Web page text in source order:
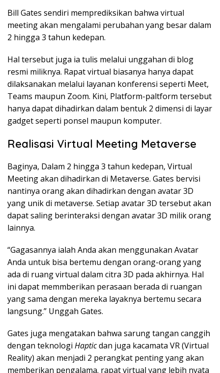
Bill Gates sendiri memprediksikan bahwa virtual
meeting akan mengalami perubahan yang besar dalam
2 hingga 3 tahun kedepan.
Hal tersebut juga ia tulis melalui unggahan di blog
resmi miliknya. Rapat virtual biasanya hanya dapat
dilaksanakan melalui layanan konferensi seperti Meet,
Teams maupun Zoom. Kini, Platform-paltform tersebut
hanya dapat dihadirkan dalam bentuk 2 dimensi di layar
gadget seperti ponsel maupun komputer.
Realisasi Virtual Meeting Metaverse
Baginya, Dalam 2 hingga 3 tahun kedepan, Virtual
Meeting akan dihadirkan di Metaverse. Gates bervisi
nantinya orang akan dihadirkan dengan avatar 3D
yang unik di metaverse. Setiap avatar 3D tersebut akan
dapat saling berinteraksi dengan avatar 3D milik orang
lainnya.
“Gagasannya ialah Anda akan menggunakan Avatar
Anda untuk bisa bertemu dengan orang-orang yang
ada di ruang virtual dalam citra 3D pada akhirnya. Hal
ini dapat memmberikan perasaan berada di ruangan
yang sama dengan mereka layaknya bertemu secara
langsung.” Unggah Gates.
Gates juga mengatakan bahwa sarung tangan canggih
dengan teknologi Hapticdan juga kacamata VR (Virtual
Reality) akan menjadi 2 perangkat penting yang akan
memberikan pengalama. rapat virtual yang lebih nyata